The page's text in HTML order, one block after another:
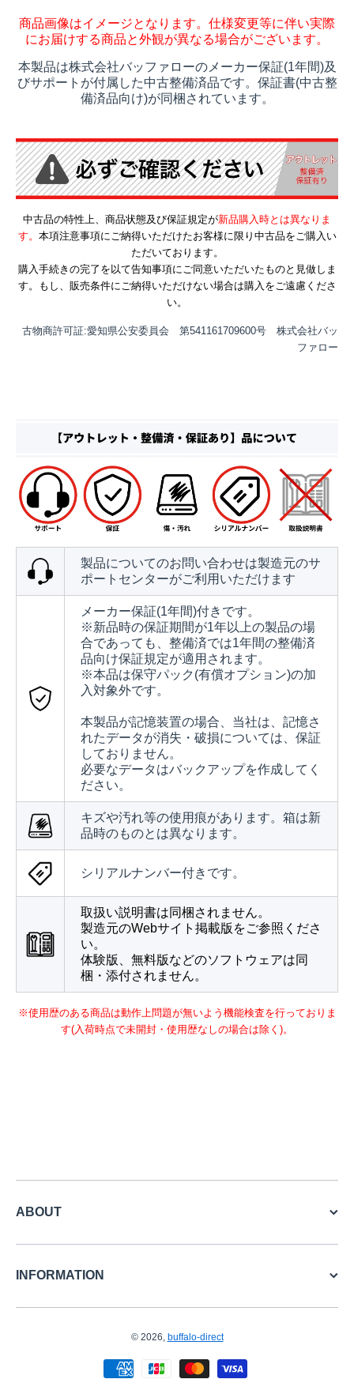
商品画像はイメージとなります。仕様変更等に伴い実際
にお届けする商品と外観が異なる場合がございます。
本製品は株式会社バッファローのメーカー保証(1年間)及
びサポートが付属した中古整備済品です。保証書(中古整
備済品向け)が同梱されています。
中古品の特性上、商品状態及び保証規定が新品購入時とは異なりま
す。 本項注意事項にご納得いただけたお客様に限り中古品をご購入い
ただいております。
購入手続きの完了を以て告知事項にご同意いただいたものと見做しま
す。もし、販売条件にご納得いただけない場合は購入をご遠慮くださ
い。
古物商許可証:愛知県公安委員会 第541161709600号 株式会社バッ
ファロー
製品についてのお問い合わせは製造元のサ
ポートセンターがご利用いただけます
メーカー保証(1年間)付きです。
※新品時の保証期間が1年以上の製品の場
合であっても、整備済では1年間の整備済
品向け保証規定が適用されます。
※本品は保守パック(有償オプション)の加
入対象外です。
本製品が記憶装置の場合、当社は、記憶さ
れたデータが消失・破損については、保証
しておりません。
必要なデータはバックアップを作成してく
ださい。
キズや汚れ等の使用痕があります。箱は新
品時のものとは異なります。
シリアルナンバー付きです。
取扱い説明書は同梱されません。
製造元のWebサイト掲載版をご参照くださ
い。
体験版、無料版などのソフトウェアは同
梱・添付されません。
※使用歴のある商品は動作上問題が無いよう機能検査を行っておりま
す(入荷時点で未開封・使用歴なしの場合は除く)。
ABOUT
INFORMATION
© 2026, buffalo-direct
お支払い方法